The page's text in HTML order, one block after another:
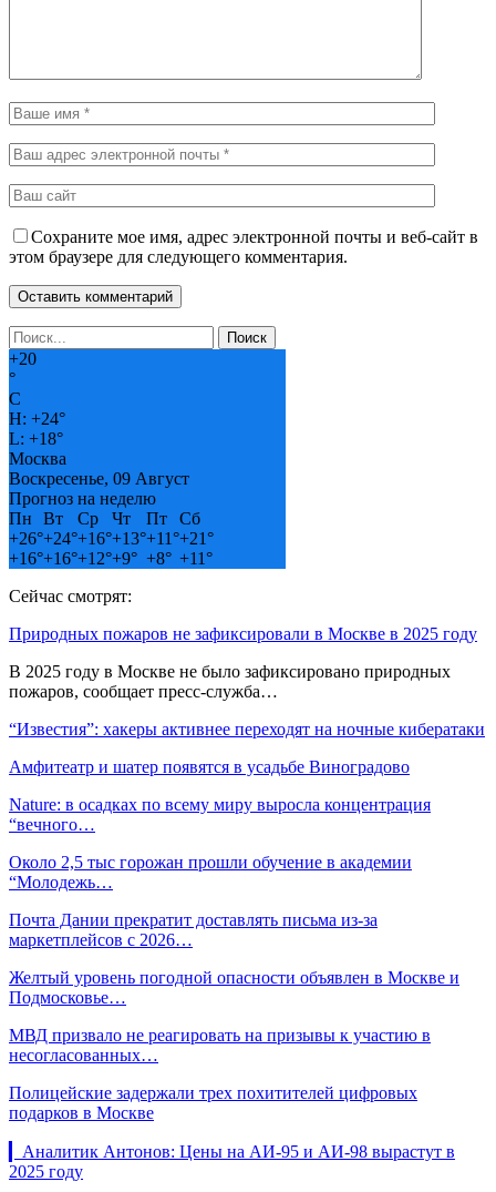
Сохраните мое имя, адрес электронной почты и веб-сайт в
этом браузере для следующего комментария.
+20
°
C
H: +24°
L: +18°
Москва
Воскресенье, 09 Август
Прогноз на неделю
Пн
Вт Ср Чт Пт
Сб
+26°+24°+16°+13°+11°+21°
+16°+16°+12°+9° +8° +11°
Сейчас смотрят:
Природных пожаров не зафиксировали в Москве в 2025 году
В 2025 году в Москве не было зафиксировано природных
пожаров, сообщает пресс-служба…
“Известия”: хакеры активнее переходят на ночные кибератаки
Амфитеатр и шатер появятся в усадьбе Виноградово
Nature: в осадках по всему миру выросла концентрация
“вечного…
Около 2,5 тыс горожан прошли обучение в академии
“Молодежь…
Почта Дании прекратит доставлять письма из-за
маркетплейсов с 2026…
Желтый уровень погодной опасности объявлен в Москве и
Подмосковье…
МВД призвало не реагировать на призывы к участию в
несогласованных…
Полицейские задержали трех похитителей цифровых
подарков в Москве
▎Аналитик Антонов: Цены на АИ-95 и АИ-98 вырастут в
2025 году